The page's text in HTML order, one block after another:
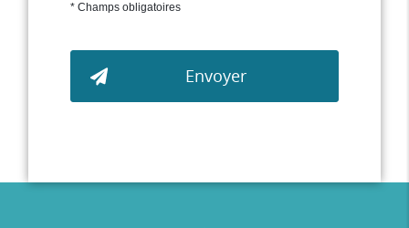
*Champs obligatoires